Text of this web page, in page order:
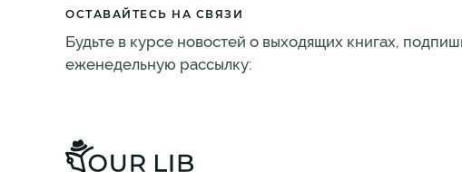
ОСТАВАЙТЕСЬ НА СВЯЗИ
Будьте в курсе новостей о выходящих книгах,
еженедельную рассылку: